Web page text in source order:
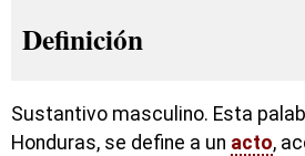
Definición
Sustantivo masculino. Esta
Honduras, se define a un acto,